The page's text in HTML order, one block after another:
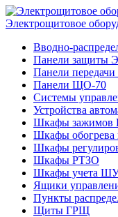
Электрощитовое
Вводно-
Панели защиты
Панели
Панели ЩО-70
Системы
Устройства
Шкафы
Шкафы
Шкафы
Шкафы РТЗО
Шкафы учета
Ящики
Пункты
Щиты ГРЩ